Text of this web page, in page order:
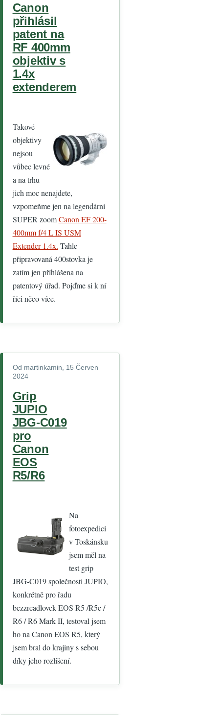
Canon
přihlásil
patent na
RF 400mm
objektiv s
1.4x
extenderem
Takové
objektivy
nejsou
vůbec levné
a na trhu
jich moc nenajdete,
vzpomeňme jen na legendární
SUPER zoomCanon EF 200-
400mm f/4 L IS USM
Extender 1.4x. Tahle
připravovaná 400stovka je
zatím jen příhlášena na
patentový úřad. Pojďme si k ní
říci něco více.
Od martinkamin , 15 Červen
2024
Grip
JUPIO
JBG-C019
pro
Canon
EOS
R5/R6
Na
fotoexpedici
v Toskánsku
jsem měl na
test grip
JBG-C019 společnosti JUPIO,
konkrétně pro řadu
bezzrcadlovek EOS R5 /R5c /
R6 / R6 Mark II, testoval jsem
ho na Canon EOS R5, který
jsem bral do krajiny s sebou
díky jeho rozlišení.